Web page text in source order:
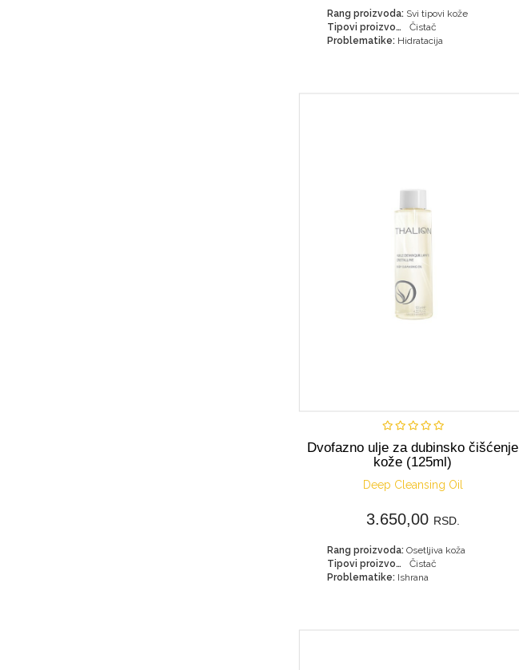
Rang proizvoda: Svi tipovi kože
Tipovi proizvoda:
Čistač
Problematike: Hidratacija
Dvofazno ulje za dubinsko čišćenje
kože (125ml)
Deep Cleansing Oil
3.650,00 RSD.
Rang proizvoda: Osetljiva koža
Tipovi proizvoda:
Čistač
Problematike: Ishrana